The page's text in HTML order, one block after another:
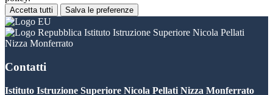
Accetta tutti Salva le preferenze
Istituto Istruzione Superiore Nicola Pellati
Nizza Monferrato
Contatti
Istituto Istruzione Superiore Nicola Pellati Nizza Monferrato